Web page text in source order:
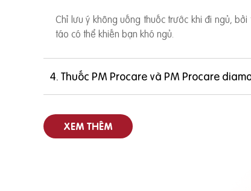
Chỉ lưu ý không uống thuốc trước khi đi ngủ,
táo có thể khiến bạn khó ngủ.
4. Thuốc PM Procare và PM Procare
XEM THÊM